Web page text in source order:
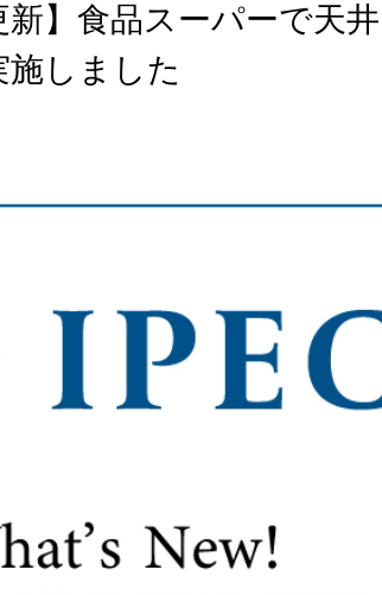
新】食品スーパーで天
しました